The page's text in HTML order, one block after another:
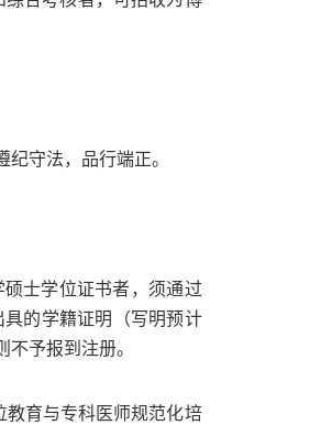
守法，品行端正。
士学位证书者，须通过
的学籍证明（写明预计
予报到注册。
教育与专科医师规范化培